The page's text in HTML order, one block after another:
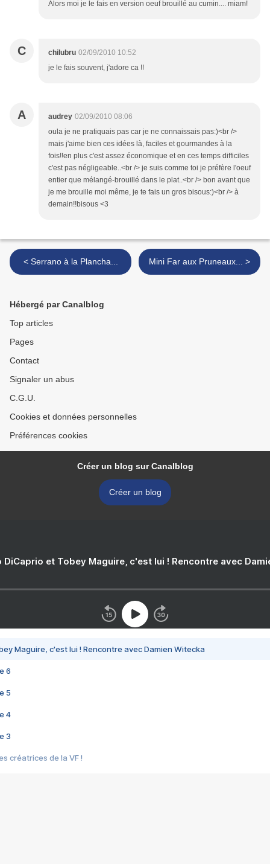
Alors moi je le fais en version oeuf brouillé au cumin.... miam!
C chilubru 02/09/2010 10:52
je le fais souvent, j'adore ca !!
A audrey 02/09/2010 08:06
oula je ne pratiquais pas car je ne connaissais pas:)<br />
mais j'aime bien ces idées là, faciles et gourmandes à la
fois!!en plus c'est assez économique et en ces temps difficiles
c'est pas négligeable..<br /> je suis comme toi je préfère l'oeuf
entier que mélangé-brouillé dans le plat..<br /> bon avant que
je me brouille moi même, je te fais un gros bisous:)<br /> à
demain!!bisous <3
< Serrano à la Plancha... Mini Far aux Pruneaux... >
Hébergé par Canalblog
Top articles
Pages
Contact
Signaler un abus
C.G.U.
Cookies et données personnelles
Préférences cookies
Créer un blog sur Canalblog
Créer un blog
DiCaprio et Tobey Maguire, c'est lui ! Rencontre avec
Maguire, c'est lui ! Rencontre avec Damien Witecka
6
5
4
3
créatrices de la VF !